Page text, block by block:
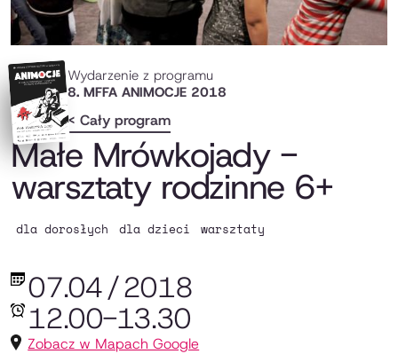
Wydarzenie z programu
8. MFFA ANIMOCJE 2018
< Cały program
Małe Mrówkojady -
warsztaty rodzinne 6+
dla dorosłych dla dzieci warsztaty
07.04/2018
12.00-13.30
Zobacz w Mapach Google